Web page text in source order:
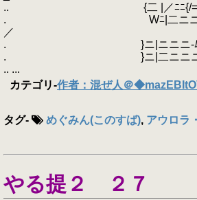
.. {二 |／ﾆﾆ{/=/: : : : : :
. Wﾆ|二ニニ-{: :.,､、
／
. }ニ|ニニニ-ﾑ/ ｀`
. }ニ|二ニニニ
.. ...
カテゴリ-作者：混ぜ人＠
タグ- めぐみん(このすば), アウロラ
やる提２ ２７